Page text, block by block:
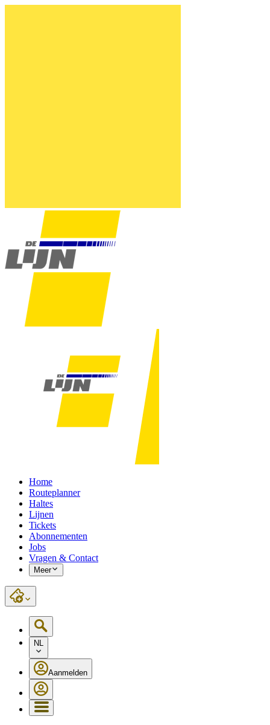
Home
Routeplanner
Haltes
Lijnen
Tickets
Abonnementen
Jobs
Vragen & Contact
Meer
NL
Aanmelden